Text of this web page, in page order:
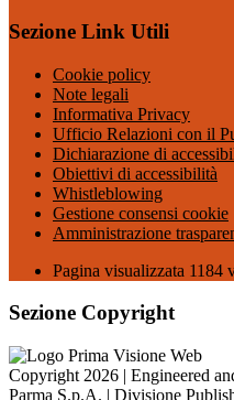
Sezione Link Utili
Cookie policy
Note legali
Informativa Privacy
Ufficio Relazioni con il
Dichiarazione di
Obiettivi di accessibilità
Whistleblowing
Gestione consensi cookie
Amministrazione
Pagina visualizzata 1184
Sezione Copyright
Copyright 2026 | Engineered
Parma S.p.A. | Divisione